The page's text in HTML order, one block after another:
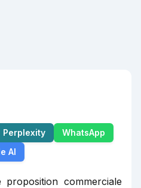
Perplexity
WhatsApp
AI
commerciale